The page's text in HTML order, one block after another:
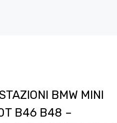
BMW MINI
B46 B48 –